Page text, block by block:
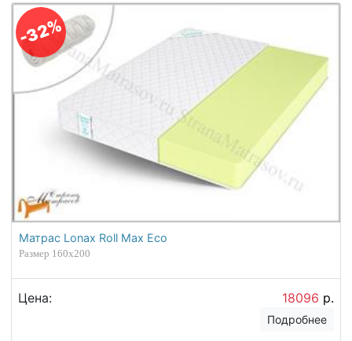
-32%
Матрас Lonax Roll Max Eco
Размер 160х200
Цена: 18096 р.
Подробнее